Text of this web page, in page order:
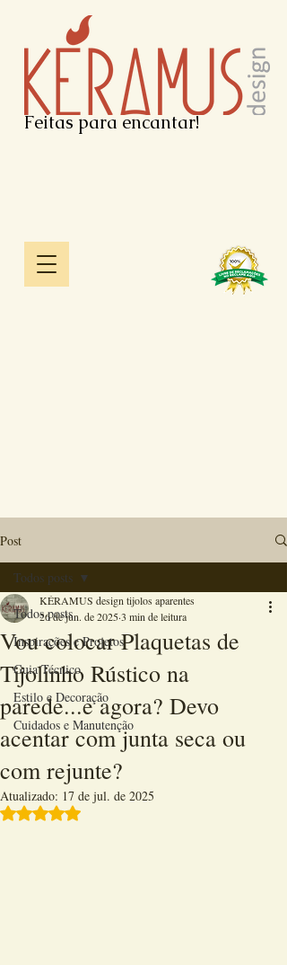
Feitas para encantar!
Post
Todos posts
Inspirações e Projetos
Guia Técnico
Estilo e Decoração
Cuidados e Manutenção
Todos posts
Vou colocar Plaquetas de
Tijolinho Rústico na
parede...e agora? Devo
acentar com junta seca ou
com rejunte?
KÉRAMUS design tijolos aparentes
26 de jun. de 20253 min de leitura
Atualizado: 17 de jul. de 2025
Avaliado com NaN de 5 estrelas.